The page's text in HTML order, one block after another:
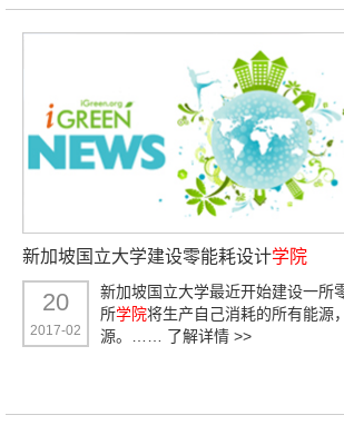
新加坡国立大学建设零能耗设计学院
20
2017-02
新加坡国立大学最近开始建设一所
所学院将生产自己消耗的所有能源
源。…… 了解详情 >>